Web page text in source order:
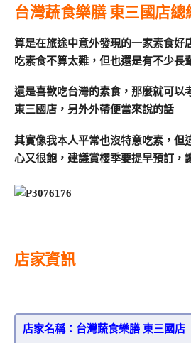
台灣蔬食樂膳 東三國店總
算是在旅途中意外發現的一家素食好
吃素食不算太難，但也還是有不少長
還是喜歡吃台灣的素食，那麼就可以
東三國店，另外外帶便當來說的話
其實像我本人平常也沒特意吃素，但
心又很飽，建議賞櫻季要提早預訂，
店家資訊
店家名稱：台灣蔬食樂膳 東三國店